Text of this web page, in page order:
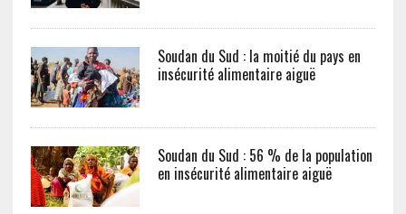
Soudan du Sud : la moitié du pays en
insécurité alimentaire aiguë
Soudan du Sud : 56 % de la population
en insécurité alimentaire aiguë